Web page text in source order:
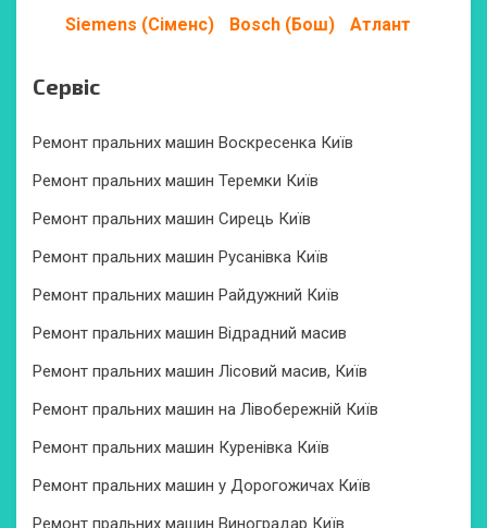
Siemens (Сіменс)
Bosch (Бош) Атлант
Сервіс
Ремонт пральних машин Воскресенка Київ
Ремонт пральних машин Теремки Київ
Ремонт пральних машин Сирець Київ
Ремонт пральних машин Русанівка Київ
Ремонт пральних машин Райдужний Київ
Ремонт пральних машин Відрадний масив
Ремонт пральних машин Лісовий масив, Київ
Ремонт пральних машин на Лівобережній Київ
Ремонт пральних машин Куренівка Київ
Ремонт пральних машин у Дорогожичах Київ
Ремонт пральних машин Виноградар Київ